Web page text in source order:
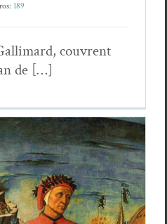
189
cou­vrent
de […]